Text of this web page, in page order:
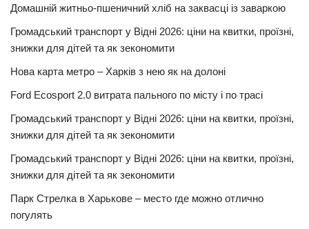
Домашній житньо-пшеничний хліб на заквасці із заваркою
Громадський транспорт у Відні 2026: ціни на квитки, проїзні,
знижки для дітей та як зекономити
Нова карта метро – Харків з нею як на долоні
Ford Ecosport 2.0 витрата пального по місту і по трасі
Громадський транспорт у Відні 2026: ціни на квитки, проїзні,
знижки для дітей та як зекономити
Громадський транспорт у Відні 2026: ціни на квитки, проїзні,
знижки для дітей та як зекономити
Парк Стрелка в Харькове – место где можно отлично
погулять